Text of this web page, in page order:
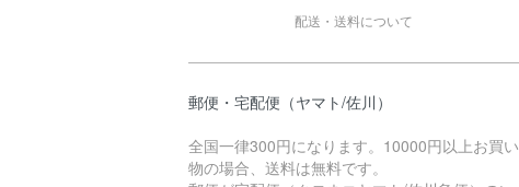
配送・送料について
郵便・宅配便（ヤマト/佐川）
全国一律300円になります。10000円以上お買い
物の場合、送料は無料です。